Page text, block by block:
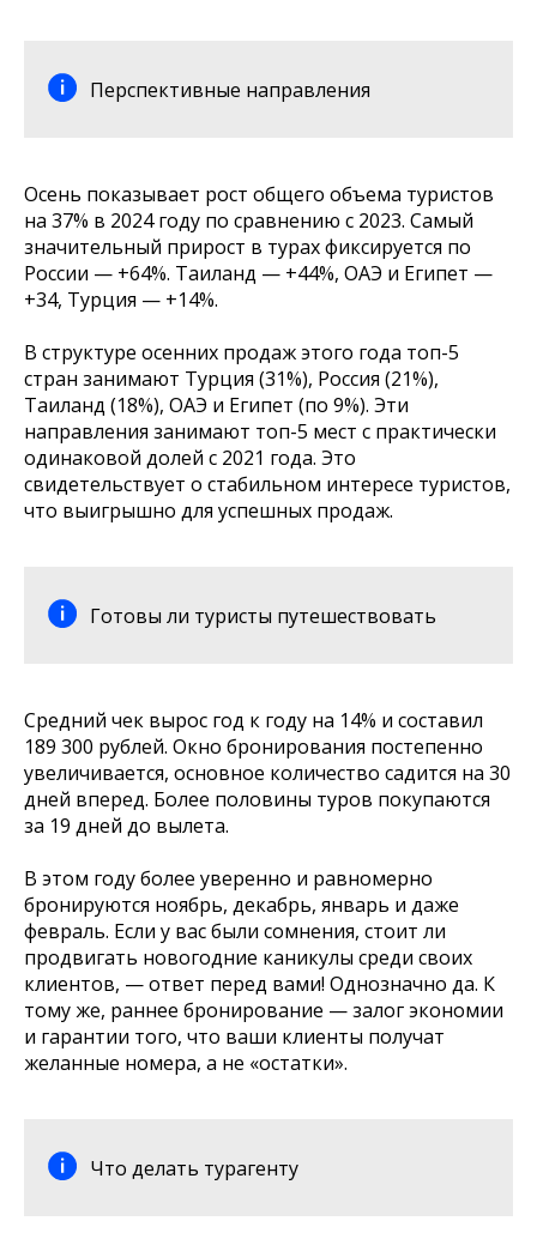
Перспективные направления
Осень показывает рост общего объема туристов
на 37% в 2024 году по сравнению с 2023. Самый
значительный прирост в турах фиксируется по
России — +64%. Таиланд — +44%, ОАЭ и Египет —
+34, Турция — +14%.
В структуре осенних продаж этого года топ-5
стран занимают Турция (31%), Россия (21%),
Таиланд (18%), ОАЭ и Египет (по 9%). Эти
направления занимают топ-5 мест с практически
одинаковой долей с 2021 года. Это
свидетельствует о стабильном интересе туристов,
что выигрышно для успешных продаж.
Готовы ли туристы путешествовать
Средний чек вырос год к году на 14% и составил
189 300 рублей. Окно бронирования постепенно
увеличивается, основное количество садится на 30
дней вперед. Более половины туров покупаются
за 19 дней до вылета.
В этом году более уверенно и равномерно
бронируются ноябрь, декабрь, январь и даже
февраль. Если у вас были сомнения, стоит ли
продвигать новогодние каникулы среди своих
клиентов, — ответ перед вами! Однозначно да. К
тому же, раннее бронирование — залог экономии
и гарантии того, что ваши клиенты получат
желанные номера, а не «остатки».
Что делать турагенту